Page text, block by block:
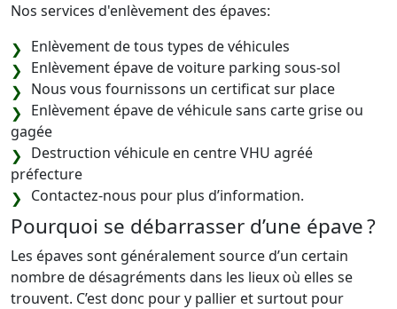
Nos services d'enlèvement des épaves:
Enlèvement de tous types de véhicules
Enlèvement épave de voiture parking sous-sol
Nous vous fournissons un certificat sur place
Enlèvement épave de véhicule sans carte grise ou
gagée
Destruction véhicule en centre VHU agréé
préfecture
Contactez-nous pour plus d’information.
Pourquoi se débarrasser d’une épave ?
Les épaves sont généralement source d’un certain
nombre de désagréments dans les lieux où elles se
trouvent. C’est donc pour y pallier et surtout pour